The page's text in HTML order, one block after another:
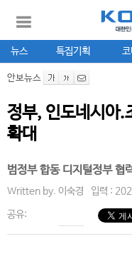
뉴스 특집기획
안보뉴스
정부, 인도네시아.
확대
범정부 합동 디지털정부 협
Written by. 이숙경 입력 :
공유: